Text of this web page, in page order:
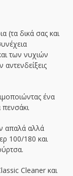
(τα δικά σας και
των νυχιών
ένα
πενσάκι
απαλά αλλά
100/180 και
Cleaner και